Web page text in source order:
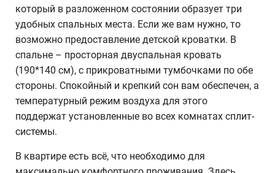
который в разложенном состоянии образует три
удобных спальных места. Если же вам нужно, то
возможно предоставление детской кроватки. В
спальне – просторная двуспальная кровать
(190*140 см), с прикроватными тумбочками по обе
стороны. Спокойный и крепкий сон вам обеспечен, а
температурный режим воздуха для этого
поддержат установленные во всех комнатах сплит-
системы.
В квартире есть всё, что необходимо для